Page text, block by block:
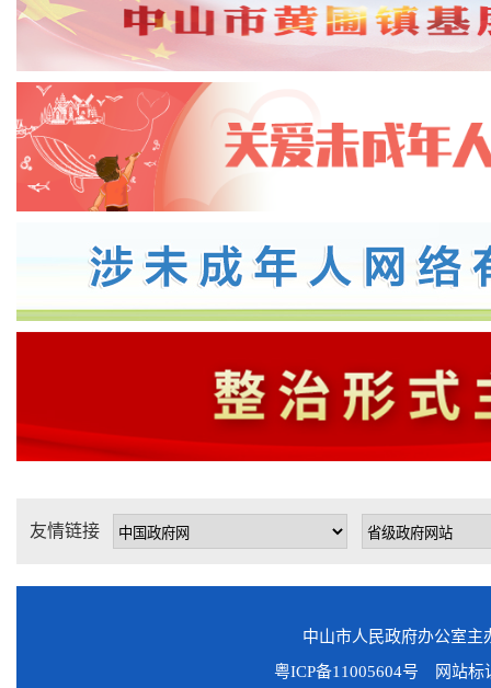
友情链接
中山市人民政府办公室
粤ICP备11005604号 网站标